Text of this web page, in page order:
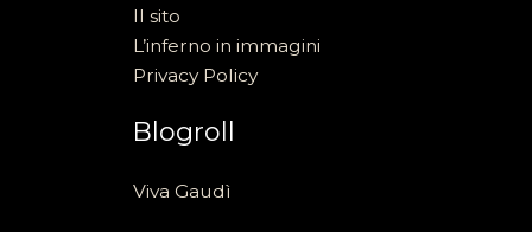
Il sito
L’inferno in immagini
Privacy Policy
Blogroll
Viva Gaudì